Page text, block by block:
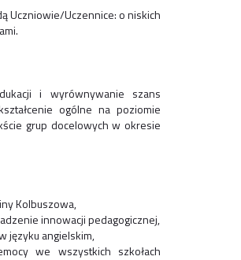
Uczniowie/Uczennice: o niskich
i wyrównywanie szans
ogólne na poziomie
grup docelowych w okresie
Kolbuszowa,
innowacji pedagogicznej,
języku angielskim,
we wszystkich szkołach